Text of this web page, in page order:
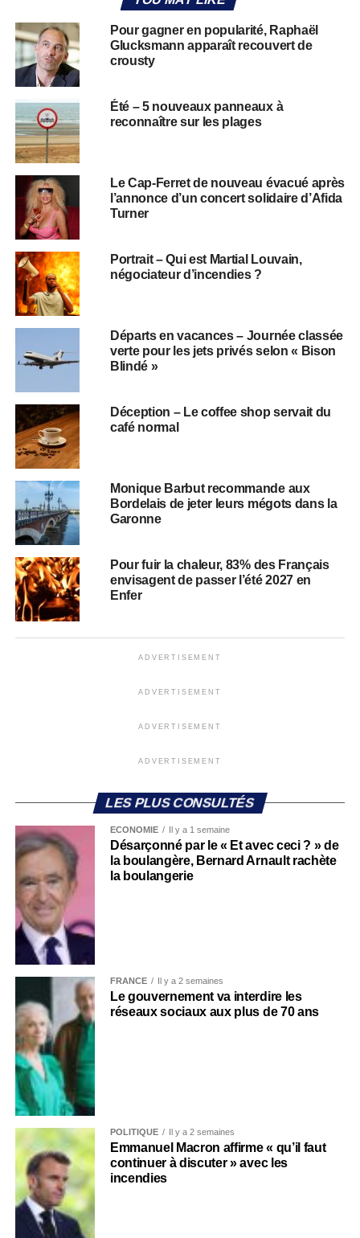
Pour gagner en popularité, Raphaël
Glucksmann apparaît recouvert de
crousty
Été – 5 nouveaux panneaux à
reconnaître sur les plages
Le Cap-Ferret de nouveau évacué après
l’annonce d’un concert solidaire d’Afida
Turner
Portrait – Qui est Martial Louvain,
négociateur d’incendies ?
Départs en vacances – Journée classée
verte pour les jets privés selon « Bison
Blindé »
Déception – Le coffee shop servait du
café normal
Monique Barbut recommande aux
Bordelais de jeter leurs mégots dans la
Garonne
Pour fuir la chaleur, 83% des Français
envisagent de passer l’été 2027 en
Enfer
ADVERTISEMENT
ADVERTISEMENT
ADVERTISEMENT
ADVERTISEMENT
LES PLUS CONSULTÉS
ECONOMIE Il y a 1 semaine
Désarçonné par le « Et avec ceci ? » de
la boulangère, Bernard Arnault rachète
la boulangerie
FRANCE Il y a 2 semaines
Le gouvernement va interdire les
réseaux sociaux aux plus de 70 ans
POLITIQUE Il y a 2 semaines
Emmanuel Macron affirme « qu’il faut
continuer à discuter » avec les
incendies